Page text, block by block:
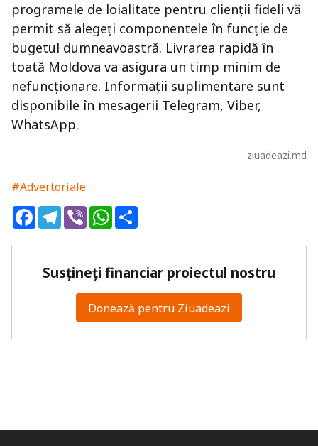
programele de loialitate pentru clienții fideli vă
permit să alegeți componentele în funcție de
bugetul dumneavoastră. Livrarea rapidă în
toată Moldova va asigura un timp minim de
nefuncționare. Informații suplimentare sunt
disponibile în mesagerii Telegram, Viber,
WhatsApp.
ziuadeazi.md
#Advertoriale
FacebookTelegram
ViberWhatsApp
Susțineți financiar proiectul nostru
Donează pentru Ziuadeazi